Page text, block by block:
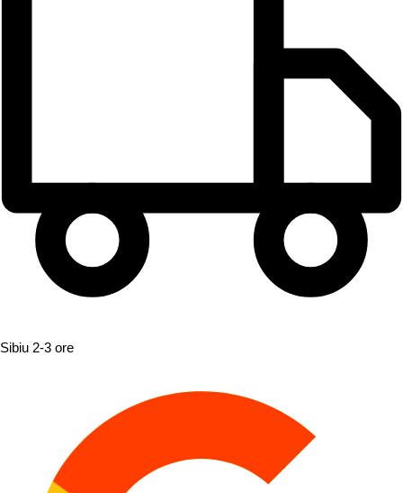
Sibiu 2-3 ore